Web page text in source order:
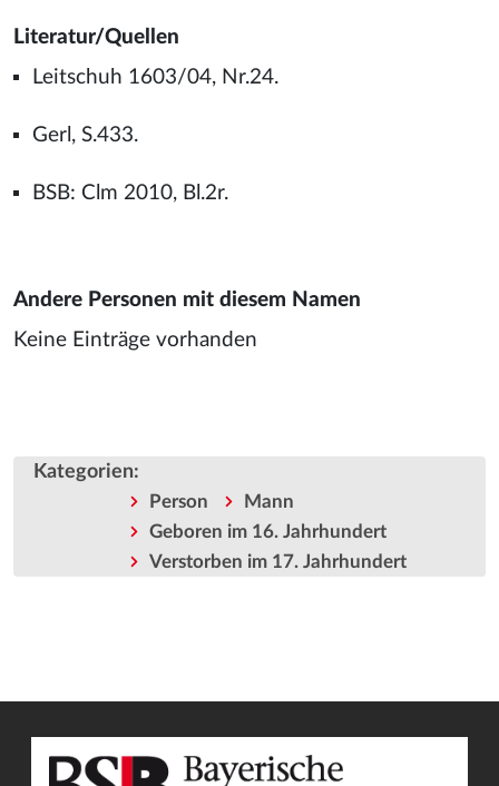
Literatur/Quellen
Leitschuh 1603/04, Nr.24.
Gerl, S.433.
BSB: Clm 2010, Bl.2r.
Andere Personen mit diesem Namen
Keine Einträge vorhanden
Kategorien:
Person
Mann
Geboren im 16. Jahrhundert
Verstorben im 17. Jahrhundert